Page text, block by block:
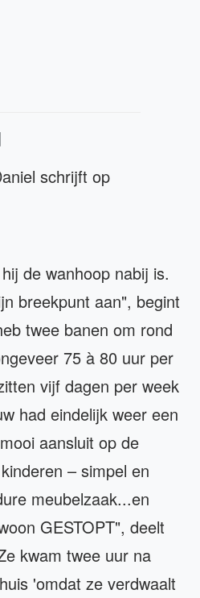
schrijft op
de wanhoop nabij is.
breekpunt aan", begint
twee banen om rond
75 à 80 uur per
vijf dagen per week
had eindelijk weer een
aansluit op de
– simpel en
meubelzaak...en
GESTOPT", deelt
kwam twee uur na
'omdat ze verdwaalt